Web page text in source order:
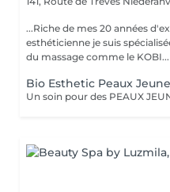
...Riche de mes 20 années
esthéticienne je suis
du massage comme le KOBI...
Bio Esthetic Peaux